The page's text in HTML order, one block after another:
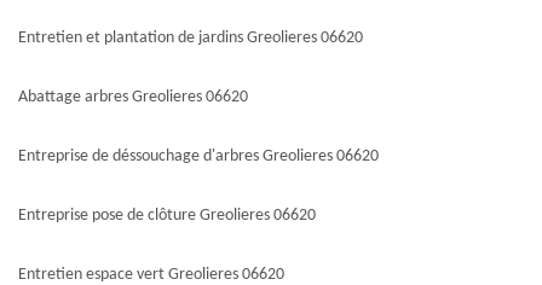
Entretien et plantation de jardins Greolieres 06620
Abattage arbres Greolieres 06620
Entreprise de déssouchage d'arbres Greolieres 06620
Entreprise pose de clôture Greolieres 06620
Entretien espace vert Greolieres 06620